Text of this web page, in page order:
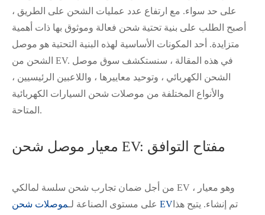
على حد سواء. مع ارتفاع عدد عمليات الشحن على الطريق ،
أصبح الطلب على بنية تحتية شحن فعالة وموثوق بها ذات أهمية
متزايدة. أحد المكونات الأساسية لهذه البنية التحتية هو موصل
الشحن من EV. في هذه المقالة ، سنستكشف سوق موصل
الشحن الكهربائي ، وتوحيد معاييرها ، واللاعبين الرئيسيين ،
والأنواع المختلفة من موصلات شحن السيارات الكهربائية
المتاحة.
معيار موصل شحن EV: مفتاح التوافق
من أجل ضمان تجارب شحن سلسة لمالكي EV ، وهو معيار
على مستوى الصناعة لـ موصلات شحن EV تم إنشاء. يتيح هذا